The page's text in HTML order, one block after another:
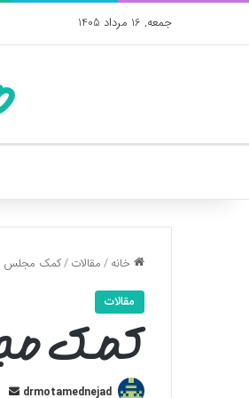
جمعه, 16 مرداد 1405
خانه/مقالات/کمک مجلس
مقالات
کمک
drmotamednejad